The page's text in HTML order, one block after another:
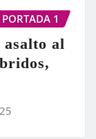
PORTADA 1
al